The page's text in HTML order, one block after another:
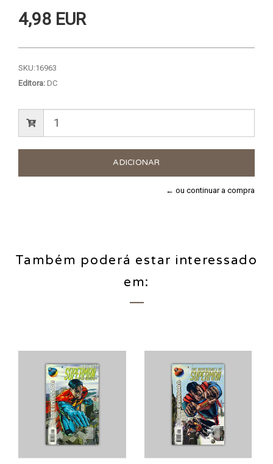
4,98 EUR
SKU:16963
Editora: DC
← ou continuar a compra
Também poderá estar interessado
em: